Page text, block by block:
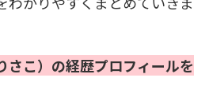
さこ）の経歴プロフィールを